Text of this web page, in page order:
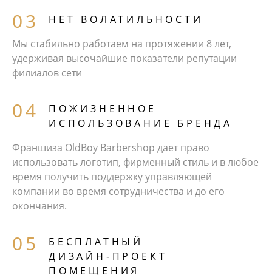
НЕТ ВОЛАТИЛЬНОСТИ
Мы стабильно работаем на протяжении 8 лет,
удерживая высочайшие показатели репутации
филиалов сети
ПОЖИЗНЕННОЕ
ИСПОЛЬЗОВАНИЕ БРЕНДА
Франшиза OldBoy Barbershop дает право
использовать логотип, фирменный стиль и в любое
время получить поддержку управляющей
компании во время сотрудничества и до его
окончания.
БЕCПЛАТНЫЙ
ДИЗАЙН‑ПРОЕКТ
ПОМЕЩЕНИЯ